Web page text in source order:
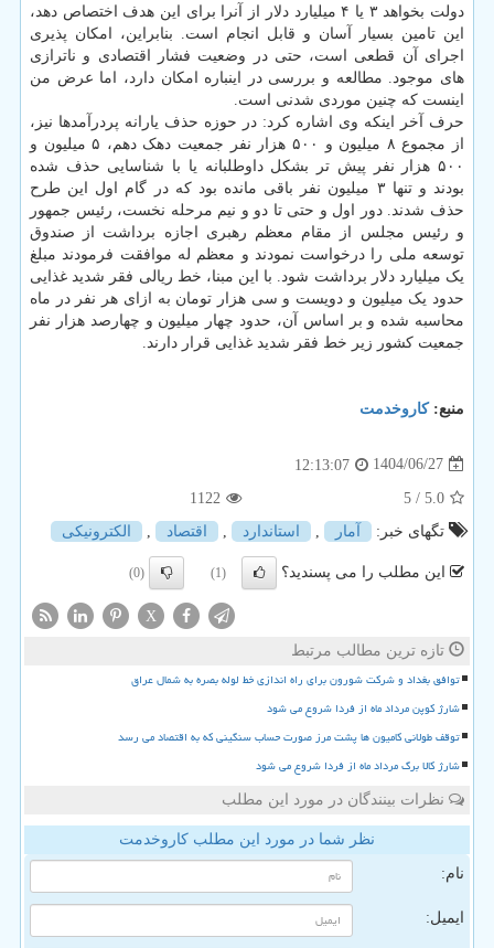
دولت بخواهد ۳ یا ۴ میلیارد دلار از آنرا برای این هدف اختصاص دهد،
این تامین بسیار آسان و قابل انجام است. بنابراین، امکان پذیری
اجرای آن قطعی است، حتی در وضعیت فشار اقتصادی و ناترازی
های موجود. مطالعه و بررسی در اینباره امکان دارد، اما عرض من
اینست که چنین موردی شدنی است.
حرف آخر اینکه وی اشاره کرد: در حوزه حذف یارانه پردرآمدها نیز،
از مجموع ۸ میلیون و ۵۰۰ هزار نفر جمعیت دهک دهم، ۵ میلیون و
۵۰۰ هزار نفر پیش تر بشکل داوطلبانه یا با شناسایی حذف شده
بودند و تنها ۳ میلیون نفر باقی مانده بود که در گام اول این طرح
حذف شدند. دور اول و حتی تا دو و نیم مرحله نخست، رئیس جمهور
و رئیس مجلس از مقام معظم رهبری اجازه برداشت از صندوق
توسعه ملی را درخواست نمودند و معظم له موافقت فرمودند مبلغ
یک میلیارد دلار برداشت شود. با این مبنا، خط ریالی فقر شدید غذایی
حدود یک میلیون و دویست و سی هزار تومان به ازای هر نفر در ماه
محاسبه شده و بر اساس آن، حدود چهار میلیون و چهارصد هزار نفر
جمعیت کشور زیر خط فقر شدید غذایی قرار دارند.
منبع:كاروخدمت
1404/06/27
12:13:07
5.0
/ 5
1122
تگهای خبر:
آمار استاندارد اقتصاد الكترونیكی
این مطلب را می پسندید؟ (1)
(0)
X
تازه ترین مطالب مرتبط
توافق بغداد و شرکت شورون برای راه اندازی خط لوله بصره به شمال عراق
شارژ کوپن مرداد ماه از فردا شروع می شود
توقف طولانی کامیون ها پشت مرز صورت حساب سنگینی که به اقتصاد می رسد
شارژ کالا برگ مرداد ماه از فردا شروع می شود
نظرات بینندگان در مورد این مطلب
نظر شما در مورد این مطلب کاروخدمت
نام:
ایمیل: